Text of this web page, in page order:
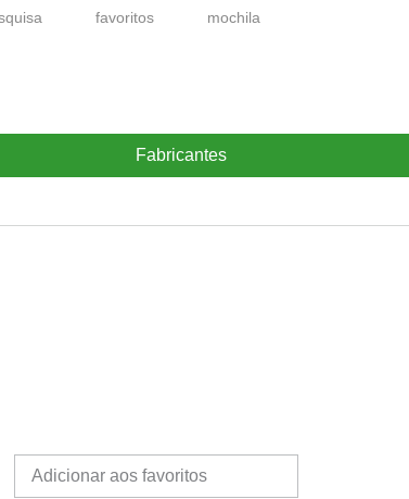
favoritos mochila
Fabricantes
Adicionar aos favoritos